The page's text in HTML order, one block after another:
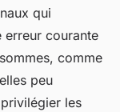
qui
erreur courante
comme
peu
les